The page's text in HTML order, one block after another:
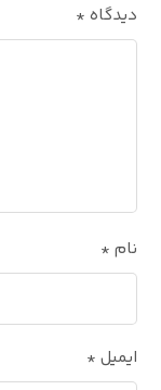
دیدگاه *
نام *
ایمیل *